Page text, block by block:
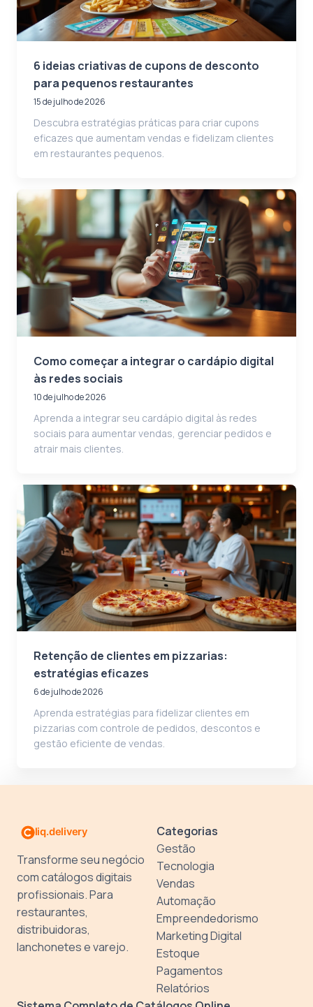
6 ideias criativas de cupons de desconto
para pequenos restaurantes
15 de julho de 2026
Descubra estratégias práticas para criar cupons
eficazes que aumentam vendas e fidelizam clientes
em restaurantes pequenos.
Como começar a integrar o cardápio digital
às redes sociais
10 de julho de 2026
Aprenda a integrar seu cardápio digital às redes
sociais para aumentar vendas, gerenciar pedidos e
atrair mais clientes.
Retenção de clientes em pizzarias:
estratégias eficazes
6 de julho de 2026
Aprenda estratégias para fidelizar clientes em
pizzarias com controle de pedidos, descontos e
gestão eficiente de vendas.
Transforme seu negócio
com catálogos digitais
profissionais. Para
restaurantes,
distribuidoras,
lanchonetes e varejo.
Categorias
Gestão
Tecnologia
Vendas
Automação
Empreendedorismo
Marketing Digital
Estoque
Pagamentos
Relatórios